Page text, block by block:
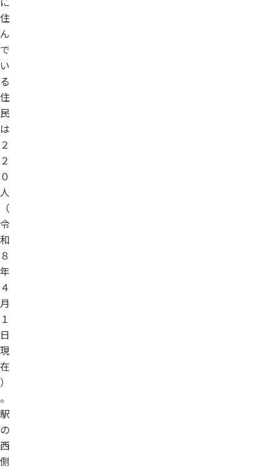
住
ん
で
い
る
住
民
は
２
２
０
人
（
令
和
８
年
４
月
１
日
現
在
）
。
駅
の
西
側